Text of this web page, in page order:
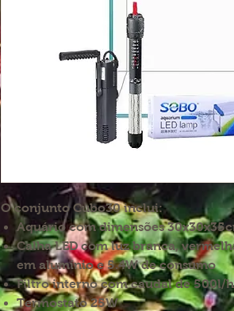
O conjunto Cubo30 inclui:
Aquário com dimensões
Calha LED com luz branca,
em alumínio e 5.4W de consumo
Filtro interno com caudal de 500l/
Termostato 25W